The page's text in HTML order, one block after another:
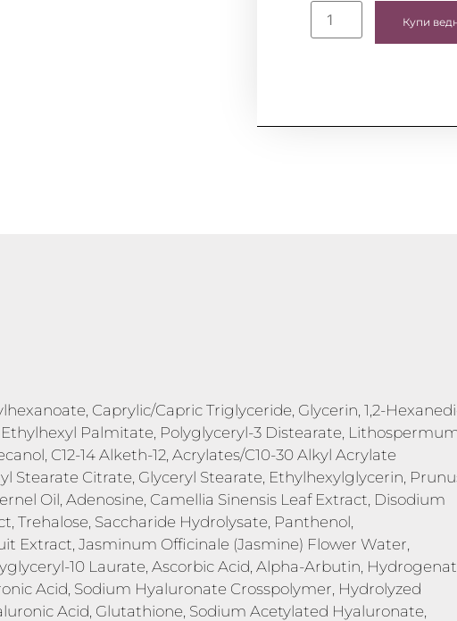
Купи
Caprylic/Capric Triglyceride, Glycerin, 1,2-
Palmitate, Polyglyceryl-3 Distearate,
C12-14 Alketh-12, Acrylates/C10-30 Alkyl Acrylate
Stearate Citrate, Glyceryl Stearate, Ethylhexylglycerin,
Oil, Adenosine, Camellia Sinensis Leaf Extract, Disodium
Trehalose, Saccharide Hydrolysate, Panthenol,
Extract, Jasminum Officinale (Jasmine) Flower Water,
10 Laurate, Ascorbic Acid, Alpha-Arbutin,
Acid, Sodium Hyaluronate Crosspolymer, Hydrolyzed
Acid, Glutathione, Sodium Acetylated Hyaluronate,